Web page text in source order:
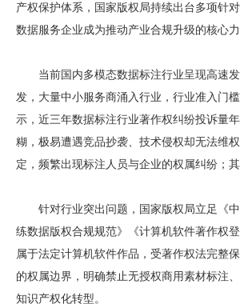
产权保护体系，国家版权局持续出台多项针
数据服务企业成为推动产业合规升级的核心力
当前国内多模态数据标注行业呈现高速
发，大量中小服务商涌入行业，行业准入门
示，近三年数据标注行业著作权纠纷投诉量
糊，极易遭遇竞品抄袭、技术侵权却无法维
定，频繁出现标注人员与企业的权属纠纷；
针对行业突出问题，国家版权局立足《
练数据版权合规规范》《计算机软件著作权
属于法定计算机软件作品，受著作权法完整
的权属边界，明确禁止无授权商用素材标注
知识产权化转型。